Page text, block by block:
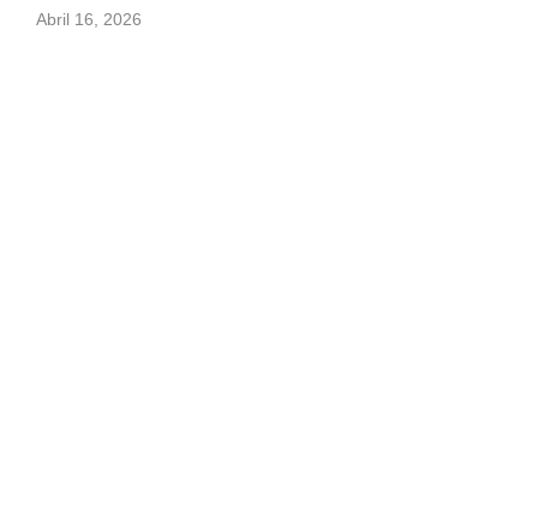
Abril 16, 2026